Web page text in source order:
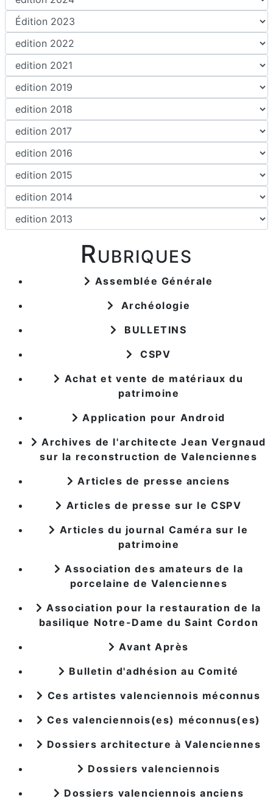
Rubriques
Assemblée Générale
Archéologie
BULLETINS
CSPV
Achat et vente de matériaux du
patrimoine
Application pour Android
Archives de l'architecte Jean Vergnaud
sur la reconstruction de Valenciennes
Articles de presse anciens
Articles de presse sur le CSPV
Articles du journal Caméra sur le
patrimoine
Association des amateurs de la
porcelaine de Valenciennes
Association pour la restauration de la
basilique Notre-Dame du Saint Cordon
Avant Après
Bulletin d'adhésion au Comité
Ces artistes valenciennois méconnus
Ces valenciennois(es) méconnus(es)
Dossiers architecture à Valenciennes
Dossiers valenciennois
Dossiers valenciennois anciens